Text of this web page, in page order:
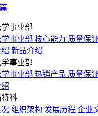
事业部
事业部 核心能力 质量保证
新品介绍
事业部
事业部 热销产品 质量保证
特科
况 组织架构 发展历程 企业